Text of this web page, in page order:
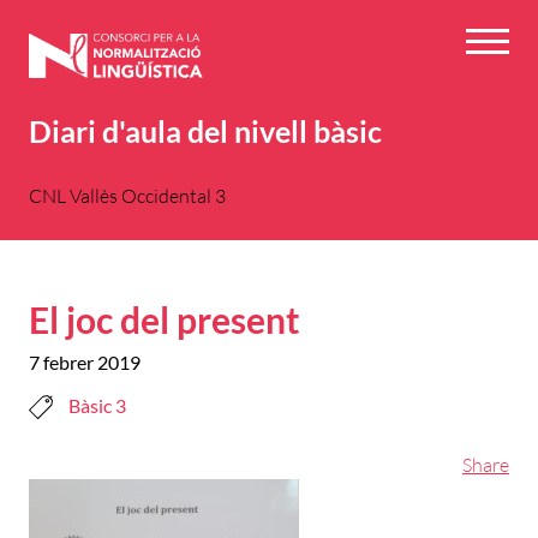
Diari d'aula del nivell bàsic
CNL Vallès Occidental 3
El joc del present
7 febrer 2019
Bàsic 3
Share